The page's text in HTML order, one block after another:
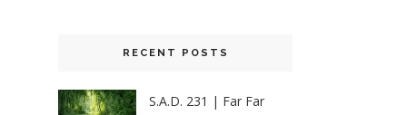
RECENT POSTS
S.A.D. 231 | Far Far